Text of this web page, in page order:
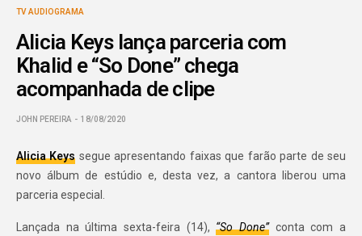
TV AUDIOGRAMA
Alicia Keys lança parceria com
Khalid e “So Done” chega
acompanhada de clipe
JOHN PEREIRA 18/08/2020
Alicia Keys segue apresentando faixas que farão parte de seu
novo álbum de estúdio e, desta vez, a cantora liberou uma
parceria especial.
Lançada na última sexta-feira (14),“So Done”conta com a